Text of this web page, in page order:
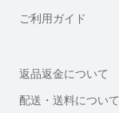
ご利用ガイド
返品返金について
配送・送料について